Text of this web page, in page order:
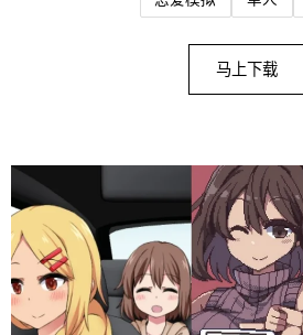
马上下载